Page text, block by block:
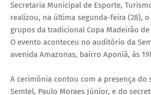
Secretaria Municipal de Esporte,
realizou, na última segunda-feira (28),
grupos da tradicional Copa Madeirão de
O evento aconteceu no auditório da
avenida Amazonas, bairro Aponiã, às
A cerimônia contou com a presença do
Semtel, Paulo Moraes Júnior, e do